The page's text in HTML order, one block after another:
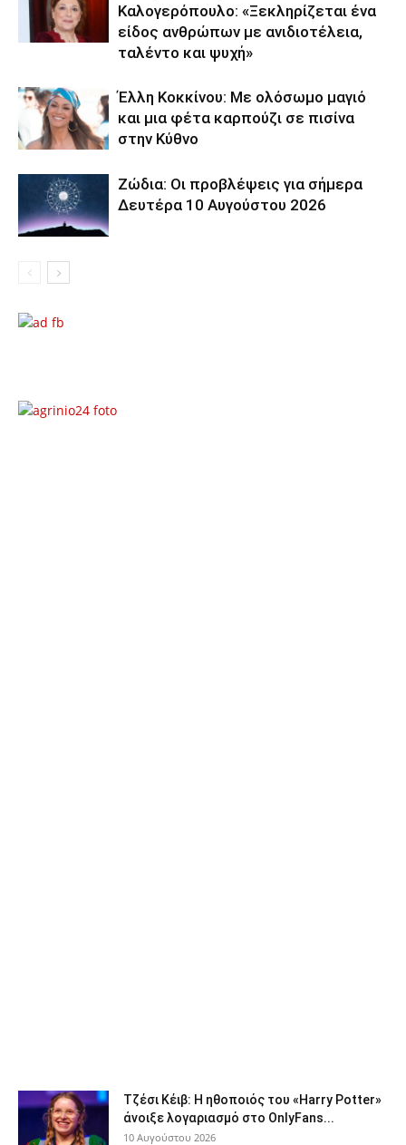
Καλογερόπουλο: «Ξεκληρίζεται ένα
είδος ανθρώπων με ανιδιοτέλεια,
ταλέντο και ψυχή»
Έλλη Κοκκίνου: Με ολόσωμο μαγιό
και μια φέτα καρπούζι σε πισίνα
στην Κύθνο
Ζώδια: Οι προβλέψεις για σήμερα
Δευτέρα 10 Αυγούστου 2026
Τζέσι Κέιβ: Η ηθοποιός του «Harry Potter»
άνοιξε λογαριασμό στο OnlyFans...
10 Αυγούστου 2026